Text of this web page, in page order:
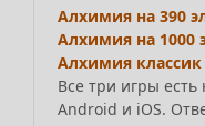
Алхимия на 390
Алхимия на 1000
Алхимия классик
Все три игры
Android и iOS.